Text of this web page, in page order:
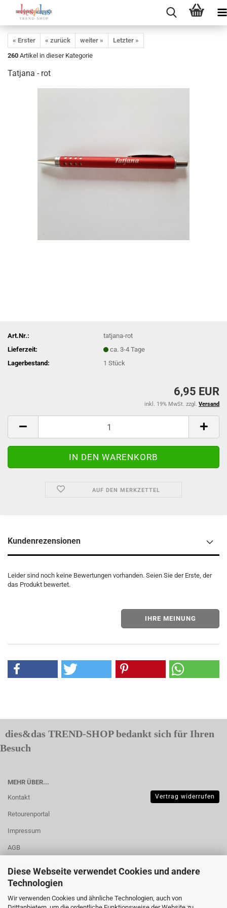
Diese Webseite verwendet Cookies und andere
Technologien
Wir verwenden Cookies und ähnliche Technologien, auch von
« Erster « zurück weiter »
Letzter »
260 Artikel in dieser Kategorie
Tatjana - rot
Art.Nr.:
tatjana-rot
Lieferzeit:
ca. 3-4 Tage
Lagerbestand:
1Stück
6,95 EUR
inkl. 19% MwSt. zzgl. Versand
AUF DEN MERKZETTEL
Kundenrezensionen
Leider sind noch keine Bewertungen vorhanden. Seien Sie der Erste, der
das Produkt bewertet.
IHRE MEINUNG
dies&das TREND-SHOP bedankt sich für Ihren
Besuch
MEHR ÜBER...
Kontakt
Retourenportal
Impressum
AGB
Muster-
Widerrufsformular
Vertrag widerrufen